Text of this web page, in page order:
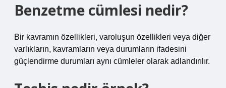
Benzetme cümlesi nedir?
Bir kavramın özellikleri, varoluşun özellikleri veya diğer
varlıkların, kavramların veya durumların ifadesini
güçlendirme durumları aynı cümleler olarak adlandırılır.